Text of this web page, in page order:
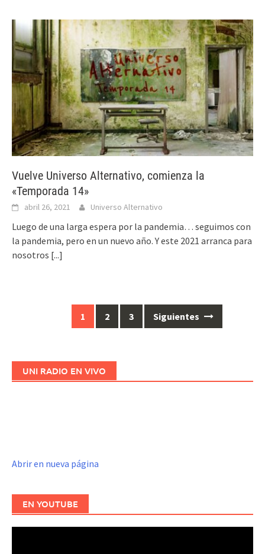
Vuelve Universo Alternativo, comienza la
«Temporada 14»
abril 26, 2021 Universo Alternativo
Luego de una larga espera por la pandemia… seguimos con
la pandemia, pero en un nuevo año. Y este 2021 arranca para
nosotros [...]
entradas
1 2 3 Siguientes
UNI RADIO EN VIVO
Abrir en nueva página
EN YOUTUBE